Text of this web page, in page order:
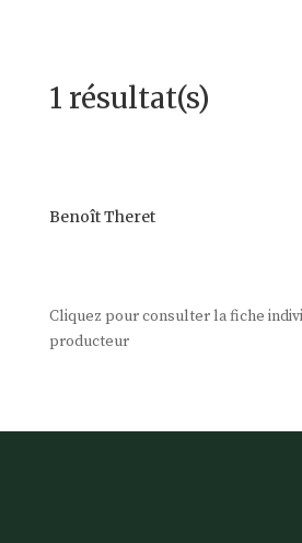
1 résultat(s)
Benoît Theret
Cliquez pour consulter la fiche
producteur